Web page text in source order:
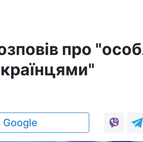
про
Google